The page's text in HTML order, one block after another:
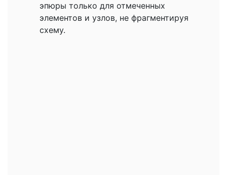
эпюры только для отмеченных
элементов и узлов, не фрагментируя
схему.